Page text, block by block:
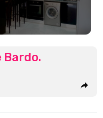
Bardo.